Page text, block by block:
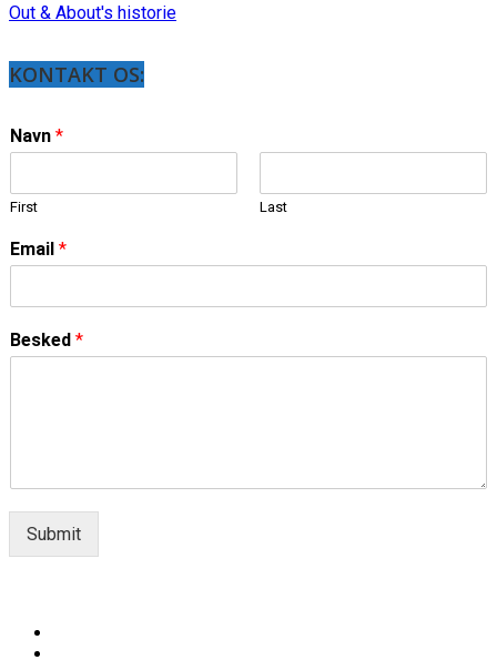
Out & About's historie
KONTAKT OS:
Navn *
First Last
Email *
Besked *
Submit